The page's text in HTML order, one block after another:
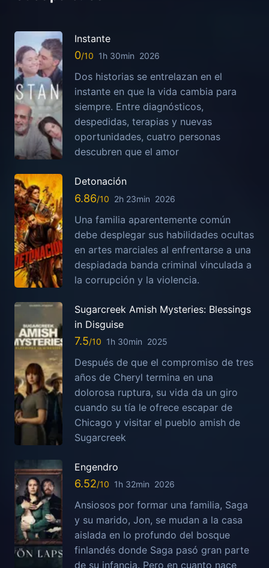
Instante
0 1h 30min 2026
Dos historias se entrelazan en el
instante en que la vida cambia para
siempre. Entre diagnósticos,
despedidas, terapias y nuevas
oportunidades, cuatro personas
descubren que el amor
Detonación
6.86 2h 23min 2026
Una familia aparentemente común
debe desplegar sus habilidades ocultas
en artes marciales al enfrentarse a una
despiadada banda criminal vinculada a
la corrupción y la violencia.
Sugarcreek Amish Mysteries: Blessings
in Disguise
7.5 1h 30min 2025
Después de que el compromiso de tres
años de Cheryl termina en una
dolorosa ruptura, su vida da un giro
cuando su tía le ofrece escapar de
Chicago y visitar el pueblo amish de
Sugarcreek
Engendro
6.52 1h 32min 2026
Ansiosos por formar una familia, Saga
y su marido, Jon, se mudan a la casa
aislada en lo profundo del bosque
finlandés donde Saga pasó gran parte
de su infancia. Pero en cuanto nace